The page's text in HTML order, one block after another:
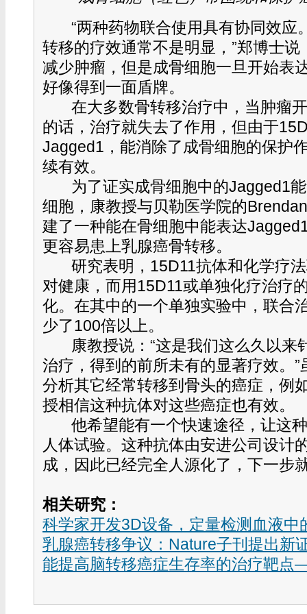
“两种药物联合使用具有协同效应
转移的疗效通常不是明显，”郑博士
减少肿瘤，但是成骨细胞一旦开始表
好像得到一面盾牌。
在大多数骨转移治疗中，当肿瘤
的话，治疗就失去了作用，但由于
Jagged1，能消除了成骨细胞的保护
续有效。
为了证实成骨细胞中的Jagged1
细胞，康教授与贝勒医学院的
建了一种能在骨细胞中能表达
更容易患上乳腺癌骨转移。
研究表明，15D11抗体和化学疗
对健康，而用15D11或单独化疗治疗
化。在其中的一个单独实验中，联合
少了100倍以上。
康教授说：“这是我们这么久以来
治疗，得到的前所未有的显著疗效。
分析其它经常转移到骨头的癌症，例
授相信这种抗体对这些癌症也有效。
他希望能有一个快速途径，让这
人体试验。这种抗体由安进公司设计
成，因此已经完全人源化了，下一步
相关研究：
科学家开发3D设备，定量检测血液中
乳腺癌转移争议：Nature子刊提出新
能提高脑转移癌症生存率的治疗靶